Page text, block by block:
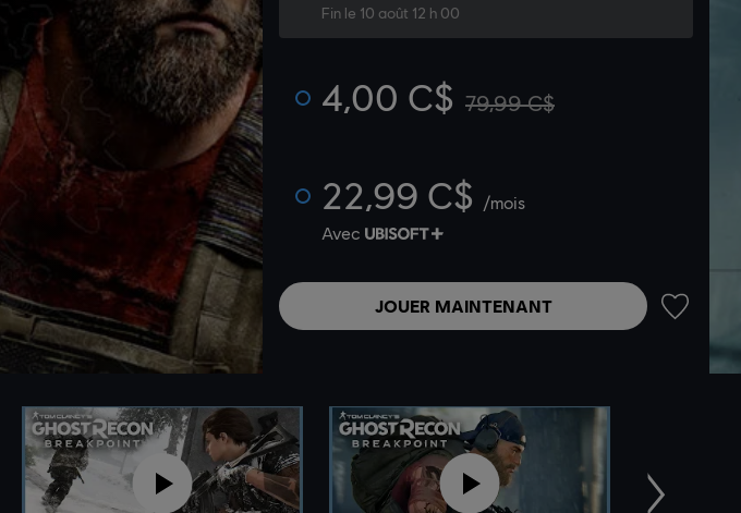
Fin le 10 août 12 h 00
4,00 C$ 79,99 C$
22,99 C$ /mois
Avec
JOUER MAINTENANT
Suivant